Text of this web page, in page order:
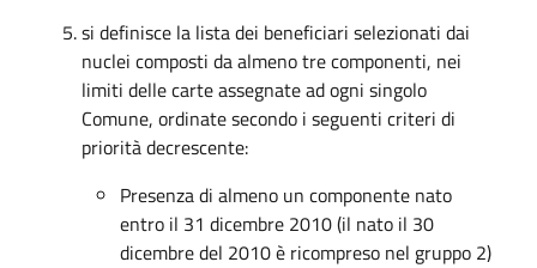
si definisce la lista dei beneficiari selezionati dai
nuclei composti da almeno tre componenti, nei
limiti delle carte assegnate ad ogni singolo
Comune, ordinate secondo i seguenti criteri di
priorità decrescente:
Presenza di almeno un componente nato
entro il 31 dicembre 2010 (il nato il 30
dicembre del 2010 è ricompreso nel gruppo 2)